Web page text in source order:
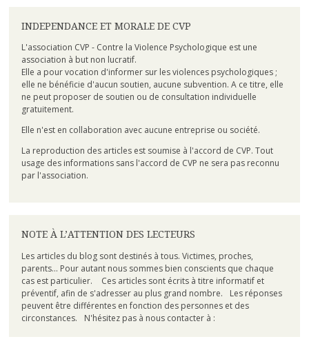
INDEPENDANCE ET MORALE DE CVP
L'association CVP - Contre la Violence Psychologique est une
association à but non lucratif.
Elle a pour vocation d'informer sur les violences psychologiques ;
elle ne bénéficie d'aucun soutien, aucune subvention. A ce titre, elle
ne peut proposer de soutien ou de consultation individuelle
gratuitement.
Elle n'est en collaboration avec aucune entreprise ou société.
La reproduction des articles est soumise à l'accord de CVP. Tout
usage des informations sans l'accord de CVP ne sera pas reconnu
par l'association.
NOTE À L’ATTENTION DES LECTEURS
Les articles du blog sont destinés à tous. Victimes, proches,
parents... Pour autant nous sommes bien conscients que chaque
cas est particulier. Ces articles sont écrits à titre informatif et
préventif, afin de s'adresser au plus grand nombre. Les réponses
peuvent être différentes en fonction des personnes et des
circonstances. N'hésitez pas à nous contacter à :